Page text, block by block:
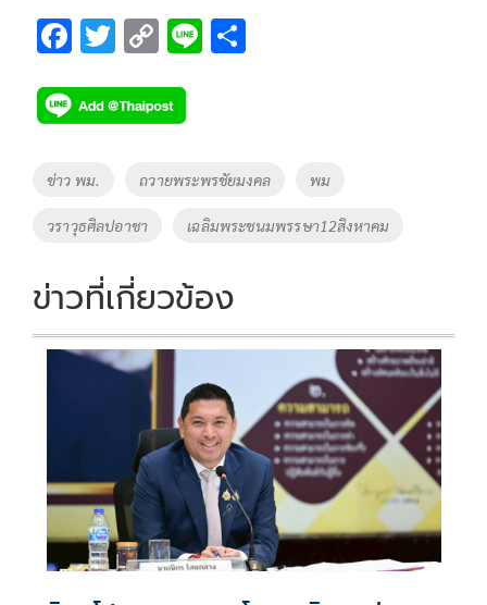
F
e
b
o
o
k
T
tt
er
C
p
y
Li
Li
Tags
ข่าว พม. ถวายพระพรชัยมงคล พม
วราวุธศิลปอาชา เฉลิมพระชนมพรรษา12สิงหาคม
ข่าวที่เกี่ยวข้อง